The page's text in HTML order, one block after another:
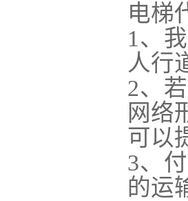
电梯
1、
人行
2、
网络
可以
3、
的运